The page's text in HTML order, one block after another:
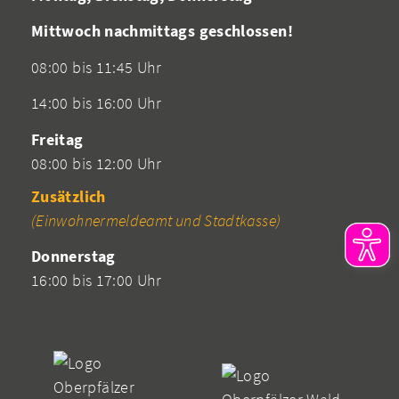
Mittwoch nachmittags geschlossen!
08:00 bis 11:45 Uhr
14:00 bis 16:00 Uhr
Freitag
08:00 bis 12:00 Uhr
Zusätzlich
(Einwohnermeldeamt und Stadtkasse)
Donnerstag
16:00 bis 17:00 Uhr